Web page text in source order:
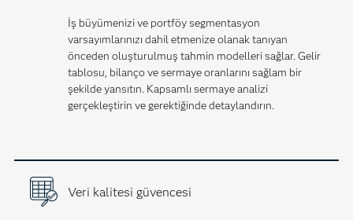
İş büyümenizi ve portföy segmentasyon
varsayımlarınızı dahil etmenize olanak tanıyan
önceden oluşturulmuş tahmin modelleri sağlar. Gelir
tablosu, bilanço ve sermaye oranlarını sağlam bir
şekilde yansıtın. Kapsamlı sermaye analizi
gerçekleştirin ve gerektiğinde detaylandırın.
Veri kalitesi güvencesi